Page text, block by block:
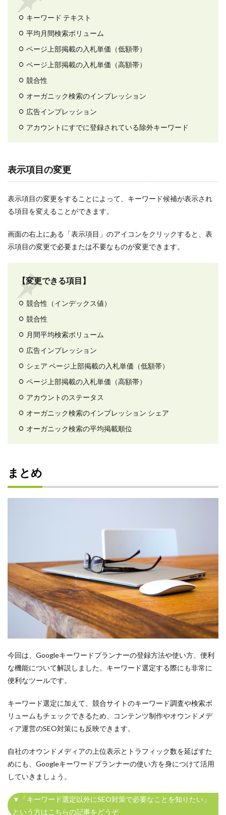
キーワード テキスト
平均月間検索ボリューム
ページ上部掲載の入札単価（低額帯）
ページ上部掲載の入札単価（高額帯）
競合性
オーガニック検索のインプレッション
広告インプレッション
アカウントにすでに登録されている除外キーワード
表示項目の変更
表示項目の変更をすることによって、キーワード候補が表示され
る項目を変えることができます。
画面の右上にある「表示項目」のアイコンをクリックすると、表
示項目の変更で必要または不要なものが変更できます。
【変更できる項目】
競合性（インデックス値）
競合性
月間平均検索ボリューム
広告インプレッション
シェア ページ上部掲載の入札単価（低額帯）
ページ上部掲載の入札単価（高額帯）
アカウントのステータス
オーガニック検索のインプレッション シェア
オーガニック検索の平均掲載順位
まとめ
今回は、Googleキーワードプランナーの登録方法や使い方、便利
な機能について解説しました。キーワード選定する際にも非常に
便利なツールです。
キーワード選定に加えて、競合サイトのキーワード調査や検索ボ
リュームもチェックできるため、コンテンツ制作やオウンドメデ
ィア運営のSEO対策にも反映できます。
自社のオウンドメディアの上位表示とトラフィック数を延ばすた
めにも、Googleキーワードプランナーの使い方を身につけて活用
していきましょう。
▼「キーワード選定以外にSEO対策で必要なことを知りたい」
という方はこちらの記事をどうぞ